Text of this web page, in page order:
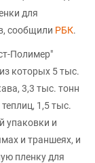
для
сообщили РБК.
Полимер"
которых 5 тыс.
3,3 тыс. тонн
1,5 тыс.
упаковки и
и траншеях, и
пленку для